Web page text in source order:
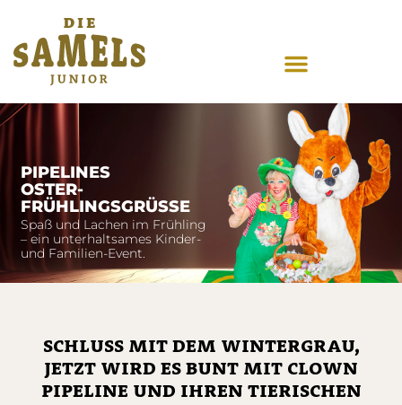
PIPELINES
OSTER-
FRÜHLINGSGRÜSSE
Spaß und Lachen im Frühling
– ein unterhaltsames Kinder-
und Familien-Event.
SCHLUSS MIT DEM WINTERGRAU,
JETZT WIRD ES BUNT MIT CLOWN
PIPELINE UND IHREN TIERISCHEN